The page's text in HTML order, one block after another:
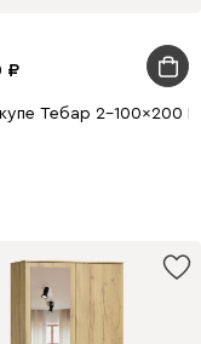
с зеркалом
Тебар 2-100x200